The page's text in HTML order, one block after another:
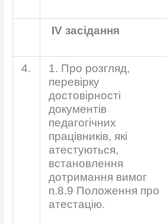
ІVзасідання
4.
1. Про розгляд,
перевірку
достовірності
документів
педагогічних
працівників, які
атестуються,
встановлення
дотримання вимог
п.8.9 Положення про
атестацію.